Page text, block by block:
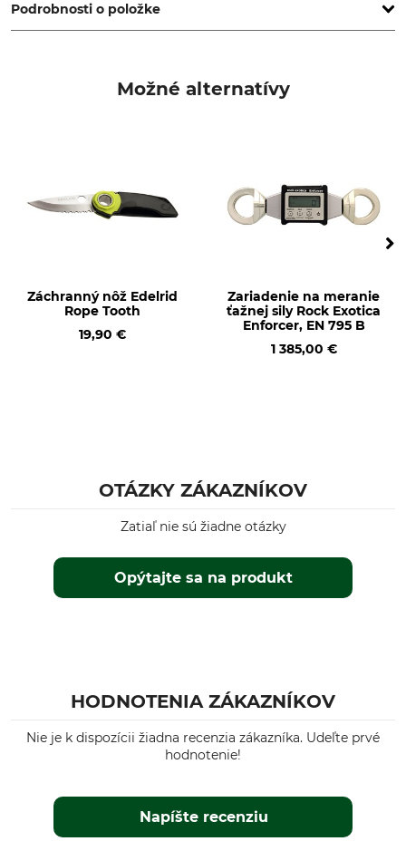
Podrobnosti o položke
Možné alternatívy
Záchranný nôž Edelrid
Rope Tooth
19,90 €
Zariadenie na meranie
ťažnej sily Rock Exotica
Enforcer, EN 795 B
1 385,00 €
OTÁZKY ZÁKAZNÍKOV
Opýtajte sa na produkt
Zatiaľ nie sú žiadne otázky
HODNOTENIA ZÁKAZNÍKOV
Nie je k dispozícii žiadna recenzia zákazníka. Udeľte prvé
hodnotenie!
Napíšte recenziu